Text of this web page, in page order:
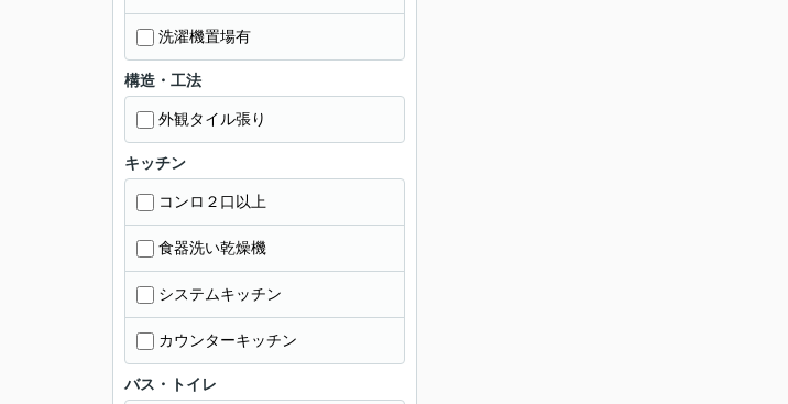
洗濯機置場有
構造・工法
外観タイル張り
キッチン
コンロ２口以上
食器洗い乾燥機
システムキッチン
カウンターキッチン
バス・トイレ